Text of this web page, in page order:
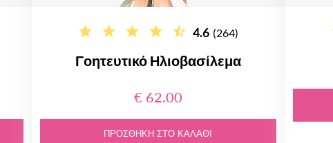
4.6 (264)
Γοητευτικό Ηλιοβασίλεμα
€ 62.00
ΠΡΟΣΘΉΚΗ ΣΤΟ ΚΑΛΆΘΙ